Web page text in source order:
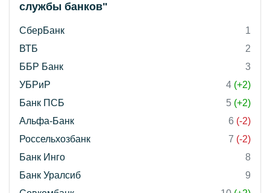
службы банков"
СберБанк
1
ВТБ
2
ББР Банк
3
УБРиР
4 (+2)
Банк ПСБ
5 (+2)
Альфа-Банк
6 (-2)
Россельхозбанк
7 (-2)
Банк Инго
8
Банк Уралсиб
9